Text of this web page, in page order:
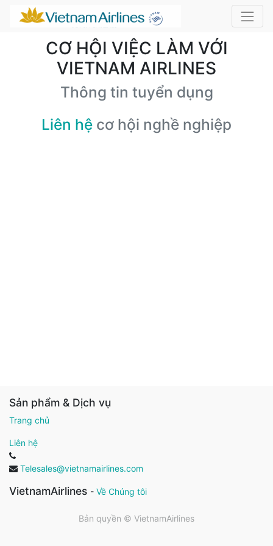
CƠ HỘI VIỆC LÀM VỚI
VIETNAM AIRLINES
Thông tin tuyển dụng
Liên hệ cơ hội nghề nghiệp
Sản phẩm & Dịch vụ
Trang chủ
Liên hệ
Telesales@vietnamairlines.com
VietnamAirlines - Về Chúng tôi
Bản quyền © VietnamAirlines